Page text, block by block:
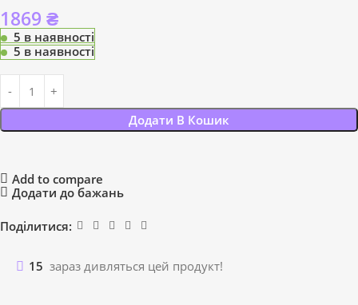
1869 ₴
5 в наявності
5 в наявності
Додати В Кошик
Add to compare
Додати до бажань
Поділитися:
15 зараз дивляться цей продукт!